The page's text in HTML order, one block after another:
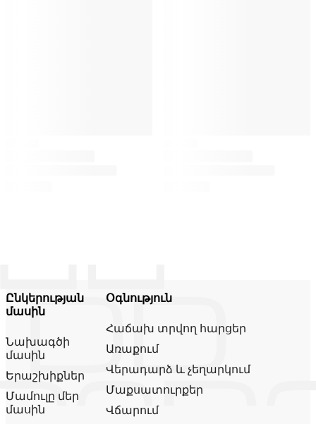
Ընկերության
մասին
Նախագծի
մասին
Երաշխիքներ
Մամուլը մեր
մասին
Օգնություն
Հաճախ տրվող հարցեր
Առաքում
Վերադարձ և չեղարկում
Մաքսատուրքեր
Վճարում